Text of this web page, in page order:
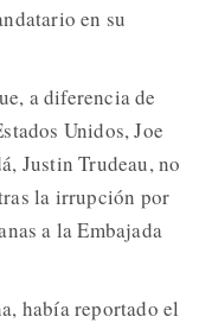
en su
a diferencia de
Unidos, Joe
Justin Trudeau, no
la irrupción por
a la Embajada
había reportado el